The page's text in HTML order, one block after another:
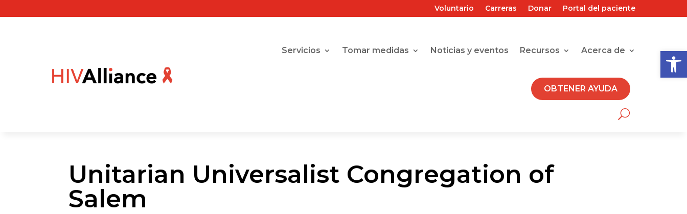
Abrir
Voluntario Carreras Donar Portal del paciente
Servicios Tomar medidas Noticias y eventos Recursos Acerca de
OBTENER AYUDA
Unitarian Universalist Congregation of
Salem